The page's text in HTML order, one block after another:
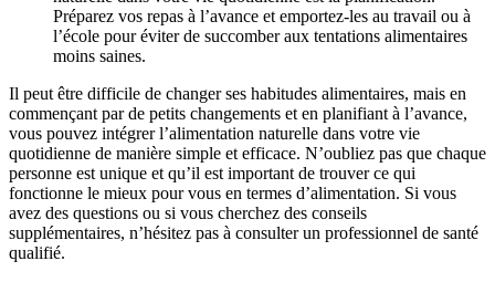
Préparez vos repas à l’avance et emportez-les au travail ou à
l’école pour éviter de succomber aux tentations alimentaires
moins saines.
Il peut être difficile de changer ses habitudes alimentaires, mais en
commençant par de petits changements et en planifiant à l’avance,
vous pouvez intégrer l’alimentation naturelle dans votre vie
quotidienne de manière simple et efficace. N’oubliez pas que chaque
personne est unique et qu’il est important de trouver ce qui
fonctionne le mieux pour vous en termes d’alimentation. Si vous
avez des questions ou si vous cherchez des conseils
supplémentaires, n’hésitez pas à consulter un professionnel de santé
qualifié.